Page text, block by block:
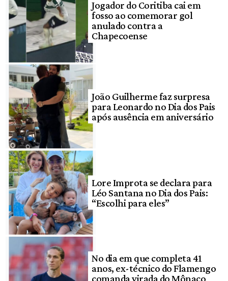
Jogador do Coritiba cai em
fosso ao comemorar gol
anulado contra a
Chapecoense
João Guilherme faz surpresa
para Leonardo no Dia dos Pais
após ausência em aniversário
Lore Improta se declara para
Léo Santana no Dia dos Pais:
“Escolhi para eles”
No dia em que completa 41
anos, ex-técnico do Flamengo
comanda virada do Mônaco